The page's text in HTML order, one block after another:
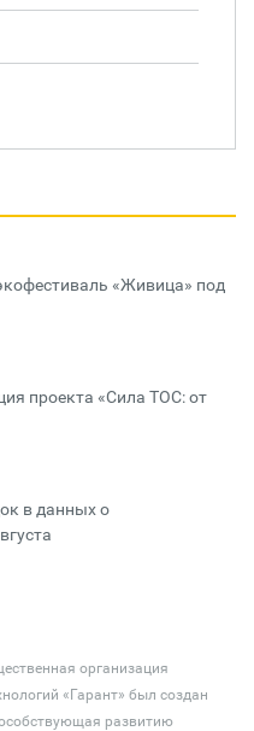
«Живица» под
проекта «Сила ТОС: от
в данных о
организация
«Гарант» был создан
развитию